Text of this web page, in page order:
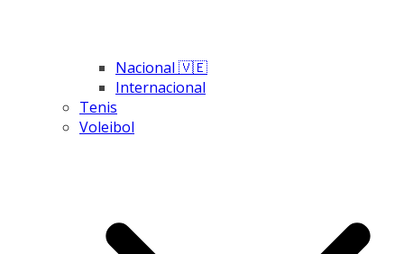
Nacional 🇻🇪
Internacional
Tenis
Voleibol